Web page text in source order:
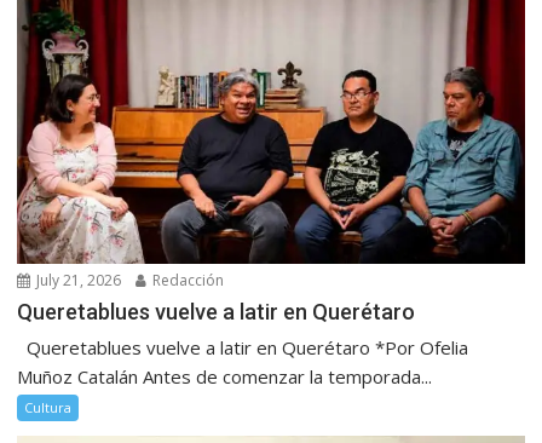
July 21, 2026 Redacción
Queretablues vuelve a latir en Querétaro
Queretablues vuelve a latir en Querétaro *Por Ofelia
Muñoz Catalán Antes de comenzar la temporada...
Cultura